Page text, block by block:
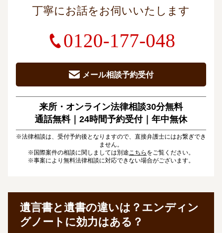
丁寧にお話をお伺いいたします
0120-177-048
メール相談予約受付
来所・オンライン法律相談30分無料
通話無料｜24時間予約受付｜ 年中無休
※法律相談は、受付予約後となりますので、直接弁護士にはお繋ぎでき
ません。
※国際案件の相談に関しましては別途こちら をご覧ください。
※事案により無料法律相談に対応できない場合がございます。
遺言書と遺書の違いは？エンディン
グノートに効力はある？